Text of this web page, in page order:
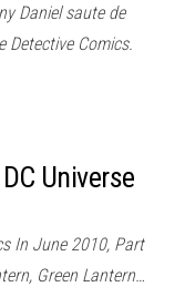
Daniel saute de
Detective Comics.
Universe
In June 2010, Part
Green Lantern…